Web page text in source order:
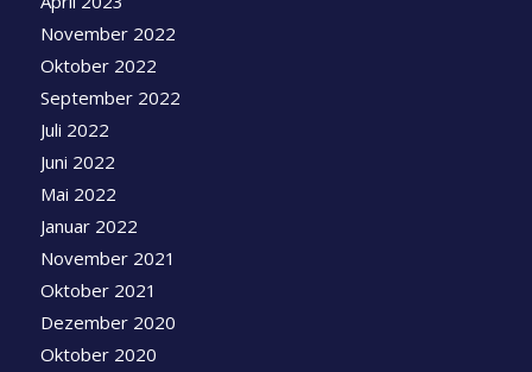
November 2022
Oktober 2022
September 2022
Juli 2022
Juni 2022
Mai 2022
Januar 2022
November 2021
Oktober 2021
Dezember 2020
Oktober 2020